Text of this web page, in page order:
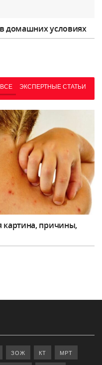
домашних условиях
ВСЕ ЭКСПЕРТНЫЕ СТАТЬИ
картина, причины,
ЗОЖ КТ МРТ